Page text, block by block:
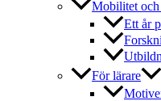
Mobilitet
Ett år
För lärare